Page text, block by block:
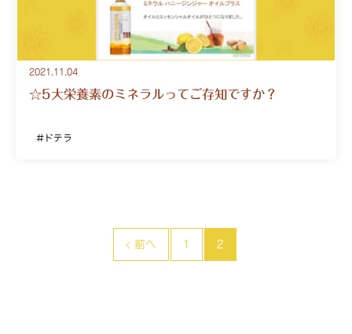
2021.11.04
☆5大栄養素のミネラルってご存知ですか？
ドテラ
‹ 前へ 1 2